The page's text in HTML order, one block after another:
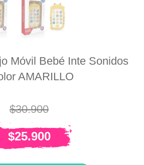
Móvil Bebé Inte Sonidos
AMARILLO
$30.900
$25.900